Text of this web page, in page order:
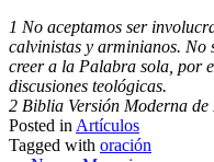
1 No aceptamos ser
calvinistas y arminianos. No
creer a la Palabra sola, por
discusiones teológicas.
2 Biblia Versión Moderna
Posted in Artículos
Tagged with oración